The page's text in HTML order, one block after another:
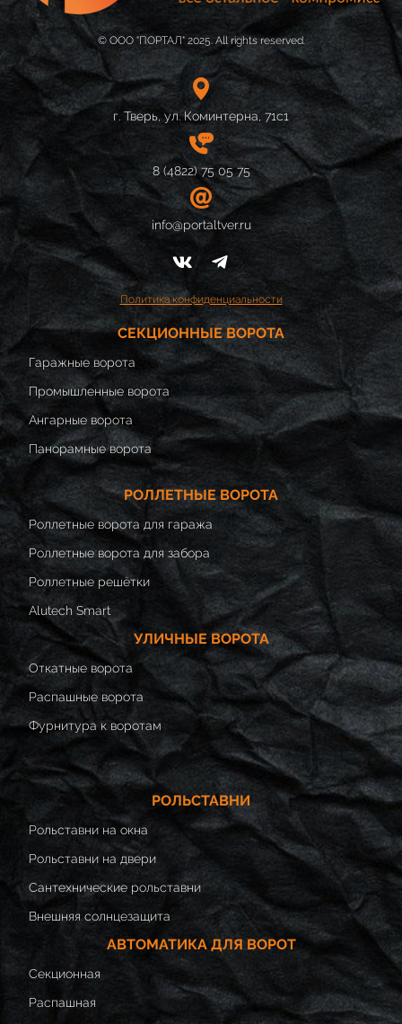
© ООО "ПОРТАЛ" 2025. All rights reserved.
г. Тверь, ул. Коминтерна, 71с1
8 (4822)75 05 75
info@portaltver.ru
Политика конфиденциальности
СЕКЦИОННЫЕ ВОРОТА
Гаражные ворота
Промышленные ворота
Ангарные ворота
Панорамные ворота
РОЛЛЕТНЫЕ ВОРОТА
Роллетные ворота для гаража
Роллетные ворота для забора
Роллетные решётки
Alutech Smart
УЛИЧНЫЕ ВОРОТА
Откатные ворота
Распашные ворота
Фурнитура к воротам
РОЛЬСТАВНИ
Рольставни на окна
Рольставни на двери
Сантехнические рольставни
Внешняя солнцезащита
АВТОМАТИКА ДЛЯ ВОРОТ
Секционная
Распашная